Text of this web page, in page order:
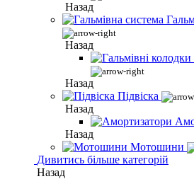
Назад
Назад
Назад
Підвіска
Назад
Назад
Мотошини
Дивитись більше категорій
Назад